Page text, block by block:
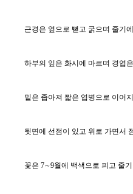
근경은 옆으로 뻗고 굵으며 줄기
하부의 잎은 화시에 마르며 경엽
밑은 좁아져 짧은 엽병으로 이어
뒷면에 선점이 있고 위로 가면서
꽃은 7∼9월에 백색으로 피고 줄